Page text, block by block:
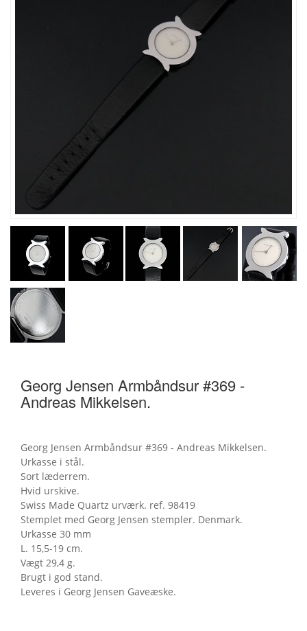
Georg Jensen Armbåndsur #369 -
Andreas Mikkelsen.
Georg Jensen Armbåndsur #369 - Andreas Mikkelsen.
Urkasse i stål.
Sort læderrem.
Hvid urskive.
Swiss Made Quartz urværk. ref. 98419
Stemplet med Georg Jensen stempler. Denmark.
Urkasse 30 mm
L. 15,5-19 cm.
Vægt 29,4 g.
Brugt i god stand.
Leveres i Georg Jensen Gaveæske.